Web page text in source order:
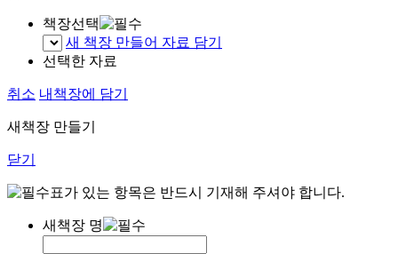
책장선택
새 책장 만들어 자료 담기
선택한 자료
취소 내책장에 담기
새책장 만들기
닫기
표가 있는 항목은 반드시 기재해 주셔야 합니다.
새책장 명